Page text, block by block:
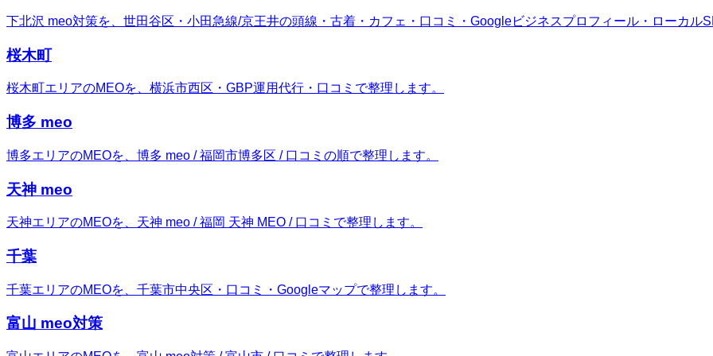
下北沢 meo対策を、世田谷区・小田急線/京王井の頭線・古着・カフェ・口コミ・Googleビジネスプロフィール・ローカル
桜木町
桜木町エリアのMEOを、横浜市西区・GBP運用代行・口コミで整理します。
博多 meo
博多エリアのMEOを、博多 meo / 福岡市博多区 / 口コミの順で整理します。
天神 meo
天神エリアのMEOを、天神 meo / 福岡 天神 MEO / 口コミで整理します。
千葉
千葉エリアのMEOを、千葉市中央区・口コミ・Googleマップで整理します。
富山 meo対策